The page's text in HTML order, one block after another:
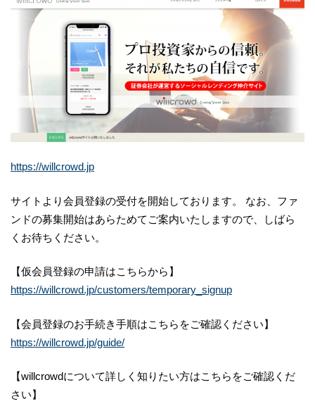
https://willcrowd.jp
サイトより会員登録の受付を開始しております。 なお、ファ
ンドの募集開始はあらためてご案内いたしますので、しばら
くお待ちください。
【仮会員登録の申請はこちらから】
https://willcrowd.jp/customers/temporary_signup
【会員登録のお手続き手順はこちらをご確認ください】
https://willcrowd.jp/guide/
【willcrowdについて詳しく知りたい方はこちらをご確認くだ
さい】